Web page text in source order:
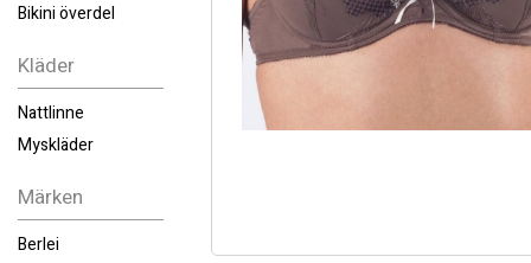
Bikini överdel
Kläder
Nattlinne
Myskläder
Märken
Berlei